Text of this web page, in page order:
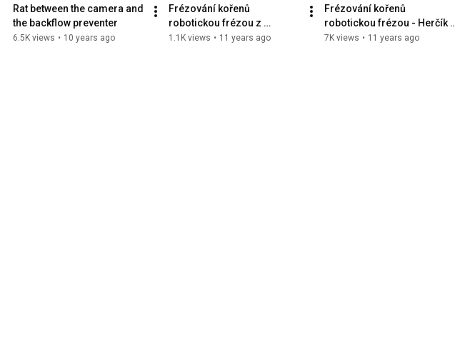
Rat between the camera and
the backflow preventer
6.5K views • 10 years ago
Frézování kořenů
robotickou frézou z
pohledu operátora - Herčík
1.1K views • 11 years ago
Frézování kořenů
robotickou frézou - Herčík a
Kříž, 1080p
7K views • 11 years ago